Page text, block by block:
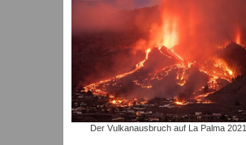
Der Vulkanausbruch auf La Palma 2021